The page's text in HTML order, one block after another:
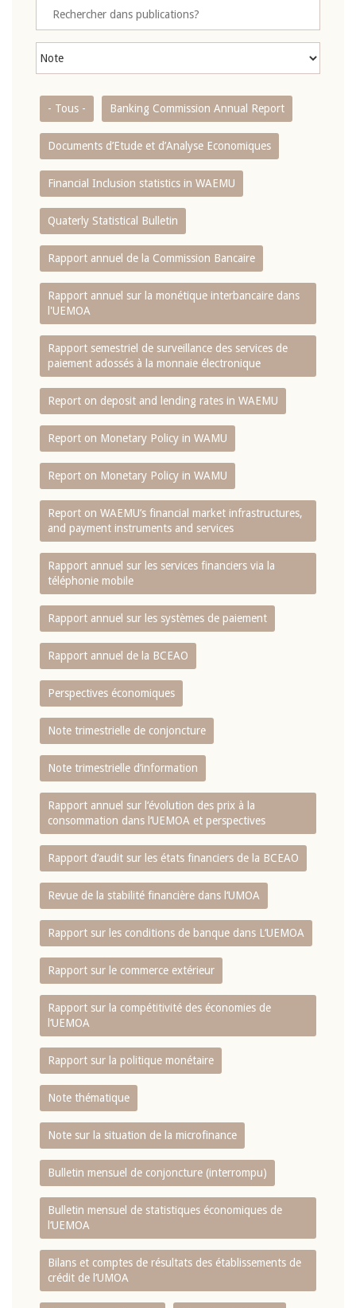
- Tous - Banking Commission Annual Report
Documents d’Etude et d’Analyse Economiques
Financial Inclusion statistics in WAEMU
Quaterly Statistical Bulletin
Rapport annuel de la Commission Bancaire
Rapport annuel sur la monétique interbancaire dans
l'UEMOA
Rapport semestriel de surveillance des services de
paiement adossés à la monnaie électronique
Report on deposit and lending rates in WAEMU
Report on Monetary Policy in WAMU
Report on Monetary Policy in WAMU
Report on WAEMU’s financial market infrastructures,
and payment instruments and services
Rapport annuel sur les services financiers via la
téléphonie mobile
Rapport annuel sur les systèmes de paiement
Rapport annuel de la BCEAO
Perspectives économiques
Note trimestrielle de conjoncture
Note trimestrielle d‘information
Rapport annuel sur l‘évolution des prix à la
consommation dans l‘UEMOA et perspectives
Rapport d‘audit sur les états financiers de la BCEAO
Revue de la stabilité financière dans l‘UMOA
Rapport sur les conditions de banque dans L‘UEMOA
Rapport sur le commerce extérieur
Rapport sur la compétitivité des économies de
l‘UEMOA
Rapport sur la politique monétaire
Note thématique
Note sur la situation de la microfinance
Bulletin mensuel de conjoncture (interrompu)
Bulletin mensuel de statistiques économiques de
l‘UEMOA
Bilans et comptes de résultats des établissements de
crédit de l‘UMOA